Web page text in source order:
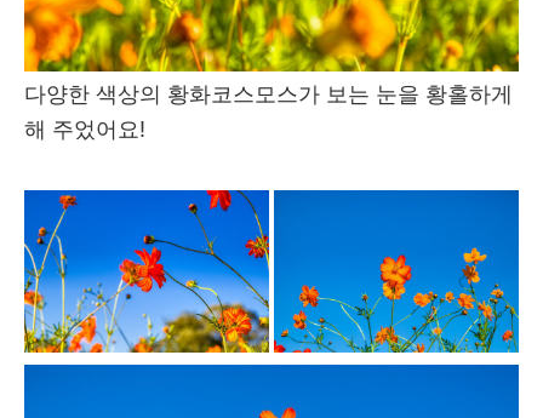
다양한 색상의 황화코스모스가 보는 눈을 황홀하게
해 주었어요!